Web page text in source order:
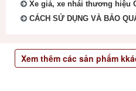
Xe giả, xe nhái thương hiệu
CÁCH SỬ DỤNG VÀ BẢO
Xem thêm các sản phẩm